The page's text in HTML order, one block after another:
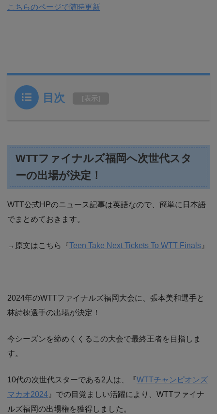
こちらのページで随時更新
目次 [表示]
WTTファイナルズ福岡へ次世代スタ
ーの出場が決定！
WTT公式HPのニュース記事は英語なので、簡単に日本語
でまとめておきます。
→原文はこちら『Teen Take Next Tickets To WTT Finals 』
2024年のWTTファイナルズ福岡大会に、張本美和選手と
林詩棟選手の出場が決定！
今シーズンを締めくくるこの大会で最終王者を目指しま
す。
10代の次世代スターである2人は、『WTTチャンピオンズ
マカオ2024 』での目覚ましい活躍により、WTTファイナ
ルズ福岡の出場権を獲得しました。